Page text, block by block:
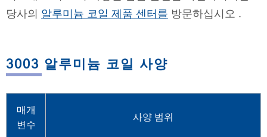
당사의 알루미늄 코일 제품 센터를 방문하십시오 .
3003 알루미늄 코일 사양
매개
변수
사양 범위